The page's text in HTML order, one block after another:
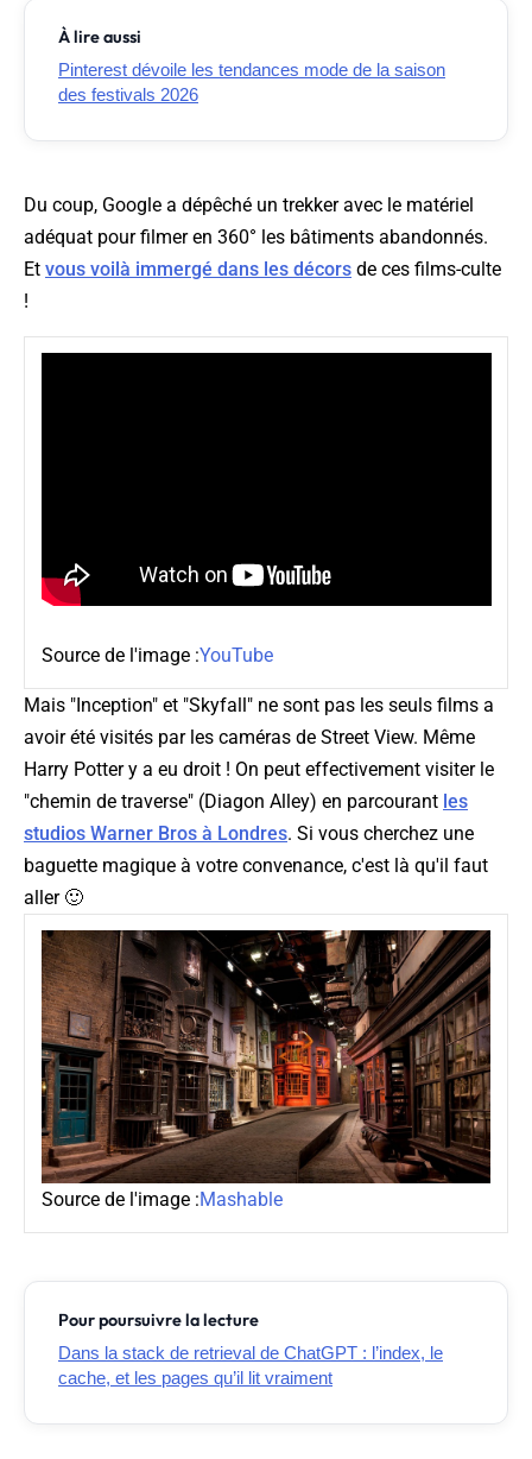
À lire aussi
Pinterest dévoile les tendances mode de la saison
des festivals 2026
Du coup, Google a dépêché un trekkeravec le matériel
adéquat pour filmer en 360° les bâtiments abandonnés.
Et vous voilà immergé dans les décors de ces films-culte
!
Source de l'image :YouTube
Mais "Inception" et "Skyfall" ne sont pas les seuls films a
avoir été visités par les caméras de Street View. Même
Harry Potter y a eu droit ! On peut effectivement visiter le
"chemin de traverse" (Diagon Alley) en parcourant les
studios Warner Bros à Londres. Si vous cherchez une
baguette magique à votre convenance, c'est là qu'il faut
aller 🙂
Source de l'image :Mashable
Pour poursuivre la lecture
Dans la stack de retrieval de ChatGPT : l’index, le
cache, et les pages qu’il lit vraiment